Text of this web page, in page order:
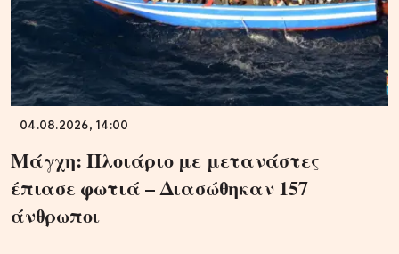
04.08.2026, 14:00
Μάγχη: Πλοιάριο με μετανάστες
έπιασε φωτιά – Διασώθηκαν 157
άνθρωποι